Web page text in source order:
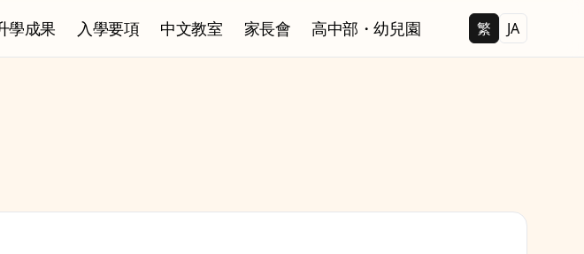
學成果 入學要項 中文教室 家長會 高中部・幼兒園 繁 JA